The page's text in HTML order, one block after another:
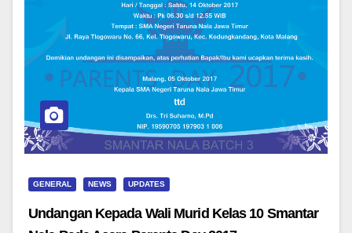
GENERAL NEWS UPDATES
Undangan Kepada Wali Murid Kelas 10 Smantar